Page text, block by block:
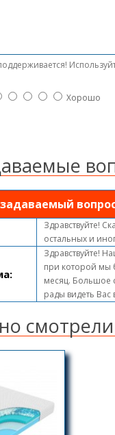
Хорошо
Здравствуйте!
остальных и
Здравствуйте!
при которой мы
месяц. Большое
рады видеть
смотрели